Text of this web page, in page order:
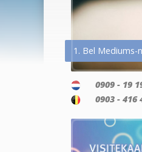
1. Bel Mediums-
0909 - 19
0903 - 416